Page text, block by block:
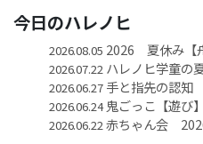
今日のハレノヒ
2026.08.05 2026 夏休み【
2026.07.22ハレノヒ学童の
2026.06.27手と指先の認知
2026.06.24鬼ごっこ【遊
2026.06.22赤ちゃん会